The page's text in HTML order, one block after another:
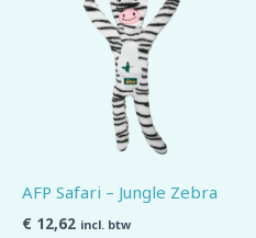
AFP Safari – Jungle Zebra
€ 12,62 incl. btw